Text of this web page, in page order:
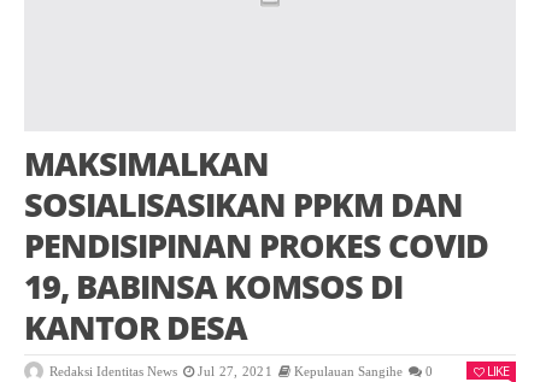
MAKSIMALKAN
SOSIALISASIKAN PPKM DAN
PENDISIPINAN PROKES COVID
19, BABINSA KOMSOS DI
KANTOR DESA
Redaksi Identitas News Jul 27, 2021 Kepulauan Sangihe 0 LIKE